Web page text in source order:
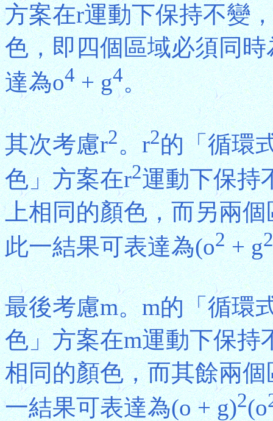
方案在r運動下保持不變
色，即四個區域必須同
達為o4+ g4。
其次考慮r2。r2的「循環
色」方案在r2運動下保持
上相同的顏色，而另兩
此一結果可表達為(o2+ g2
最後考慮m。m的「循環
色」方案在m運動下保持
相同的顏色，而其餘兩
一結果可表達為(o + g)2(o